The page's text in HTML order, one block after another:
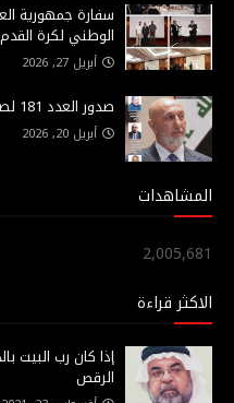
سفارة جمهورية
الوطني لكرة
أبريل 27, 2026
صدور العدد 181 لصحيفة الحدث الاسبوعي من لندن
أبريل 20, 2026
المشاهدات
2,005,681
الاكثر قراءة
إذا كان رب البيت
الرقص